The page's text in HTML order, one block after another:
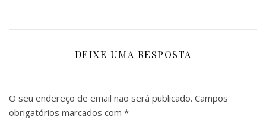
DEIXE UMA RESPOSTA
O seu endereço de email não será publicado. Campos
obrigatórios marcados com *